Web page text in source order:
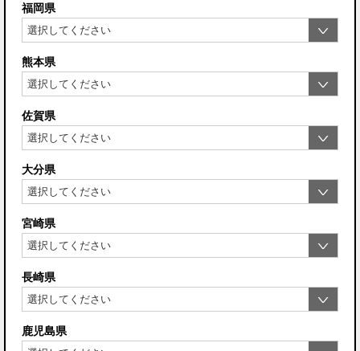
福岡県
熊本県
佐賀県
大分県
宮崎県
長崎県
鹿児島県